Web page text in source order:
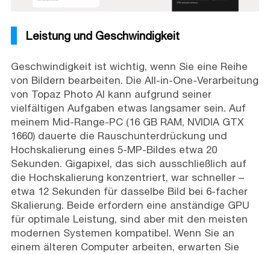
Leistung und Geschwindigkeit
Geschwindigkeit ist wichtig, wenn Sie eine Reihe
von Bildern bearbeiten. Die All-in-One-Verarbeitung
von Topaz Photo AI kann aufgrund seiner
vielfältigen Aufgaben etwas langsamer sein. Auf
meinem Mid-Range-PC (16 GB RAM, NVIDIA GTX
1660) dauerte die Rauschunterdrückung und
Hochskalierung eines 5-MP-Bildes etwa 20
Sekunden. Gigapixel, das sich ausschließlich auf
die Hochskalierung konzentriert, war schneller –
etwa 12 Sekunden für dasselbe Bild bei 6-facher
Skalierung. Beide erfordern eine anständige GPU
für optimale Leistung, sind aber mit den meisten
modernen Systemen kompatibel. Wenn Sie an
einem älteren Computer arbeiten, erwarten Sie